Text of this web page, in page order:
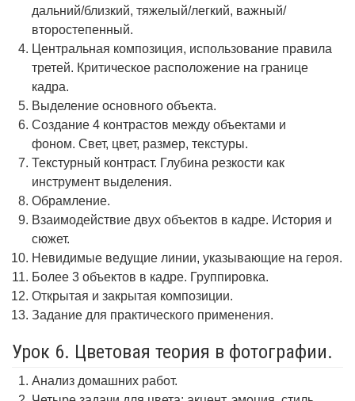
дальний/близкий, тяжелый/легкий, важный/
второстепенный.
Центральная композиция, использование правила
третей. Критическое расположение на границе
кадра.
Выделение основного объекта.
Создание 4 контрастов между объектами и
фоном. Свет, цвет, размер, текстуры.
Текстурный контраст. Глубина резкости как
инструмент выделения.
Обрамление.
Взаимодействие двух объектов в кадре. История и
сюжет.
Невидимые ведущие линии, указывающие на героя.
Более 3 объектов в кадре. Группировка.
Открытая и закрытая композиции.
Задание для практического применения.
Урок 6. Цветовая теория в фотографии.
Анализ домашних работ.